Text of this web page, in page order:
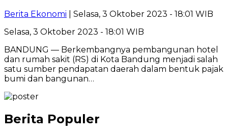
Berita Ekonomi | Selasa, 3 Oktober 2023 - 18:01 WIB
Selasa, 3 Oktober 2023 - 18:01 WIB
BANDUNG — Berkembangnya pembangunan hotel
dan rumah sakit (RS) di Kota Bandung menjadi salah
satu sumber pendapatan daerah dalam bentuk pajak
bumi dan bangunan…
Berita Populer